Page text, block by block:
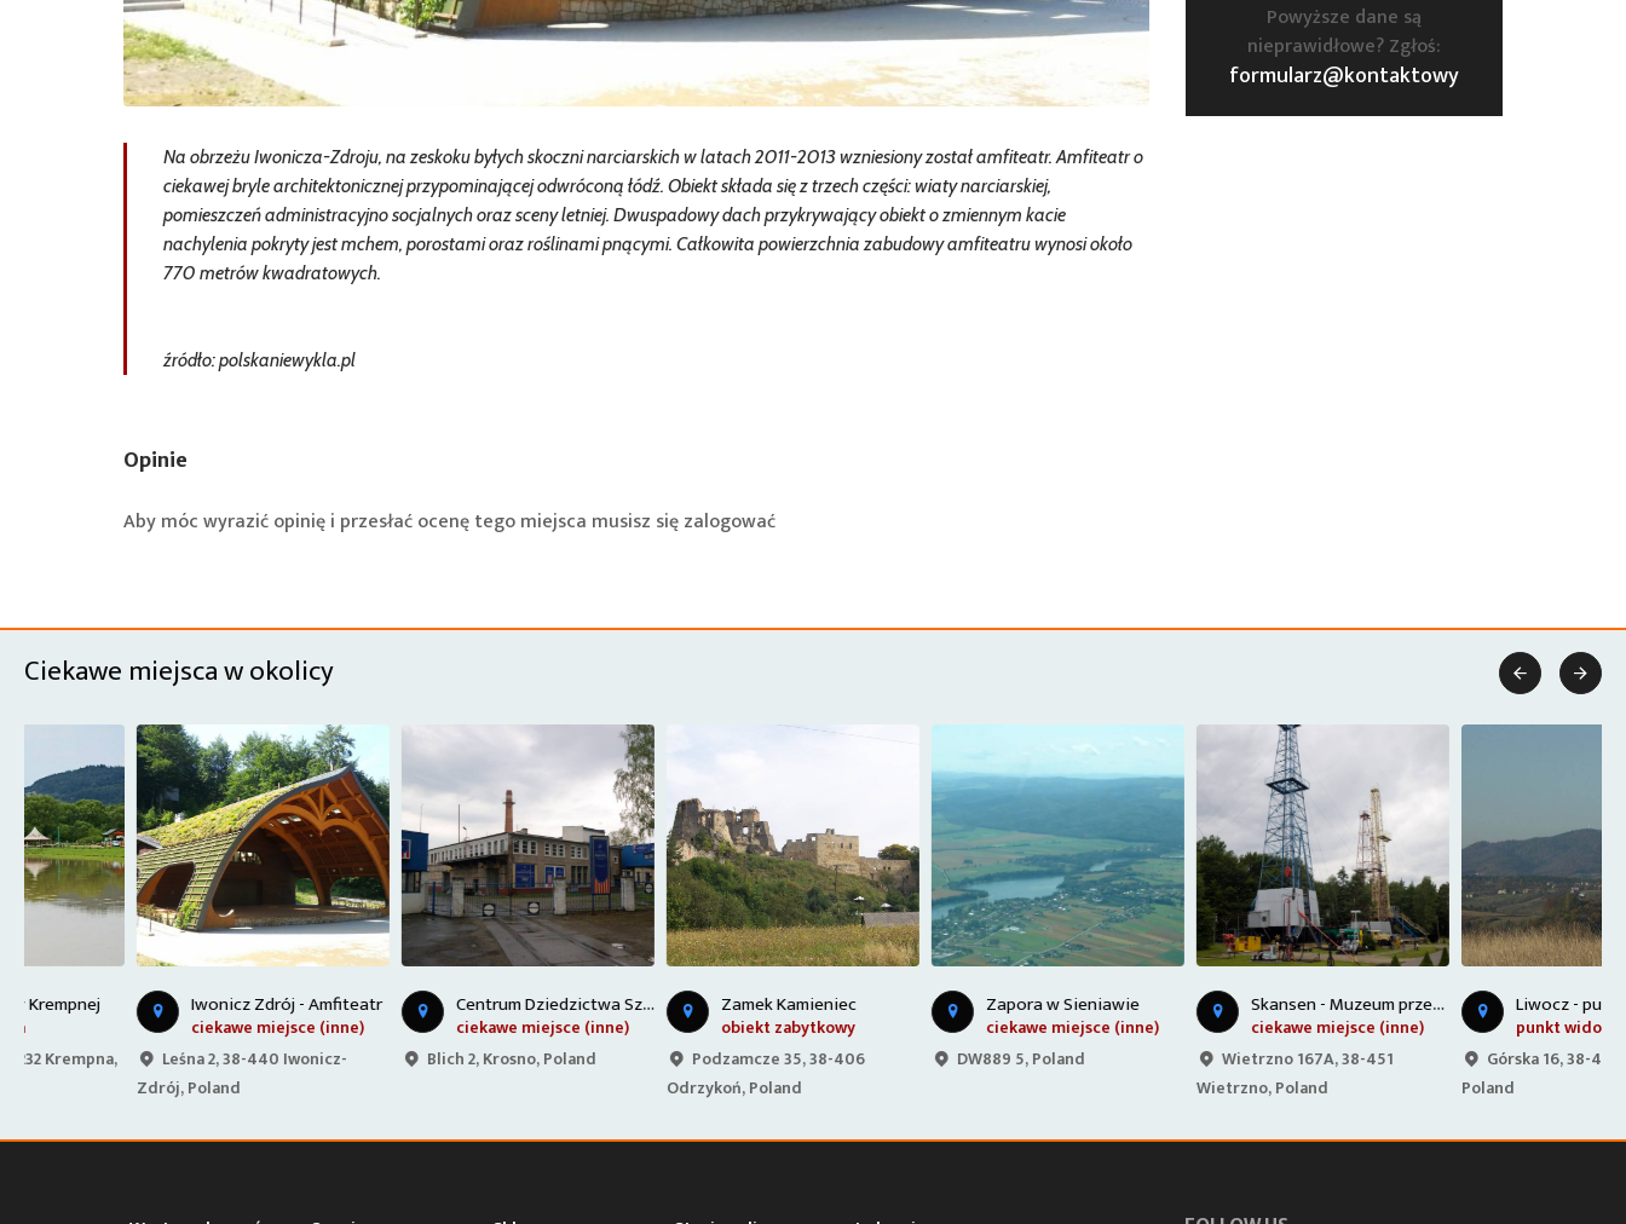
Na obrzeżu Iwonicza-Zdroju, na zeskoku byłych skoczni narciarskich w latach 2011-2013 wzniesiony został amfiteatr. Amfiteatr o
ciekawej bryle architektonicznej przypominającej odwróconą łódź. Obiekt składa się z trzech części: wiaty narciarskiej,
pomieszczeń administracyjno socjalnych oraz sceny letniej. Dwuspadowy dach przykrywający obiekt o zmiennym kacie
nachylenia pokryty jest mchem, porostami oraz roślinami pnącymi. Całkowita powierzchnia zabudowy amfiteatru wynosi około
770 metrów kwadratowych.
źródło: polskaniewykla.pl
Opinie
Aby móc wyrazić opinię i przesłać ocenę tego miejsca musisz sięzalogować
Powyższe dane są
nieprawidłowe? Zgłoś:
formularz@kontaktowy
Ciekawe miejsca w okolicy
Iwonicz Zdrój - Amfiteatr
ciekawe miejsce (inne)
Leśna 2, 38-440 Iwonicz-
C
entrum Dziedzictwa Szkła - Krosno
ciekawe miejsce (inne)
Blich 2, Krosno, Poland
Zamek Kamieniec
obiekt zabytkowy
Podzamcze 35, 38-406
Odrzykoń, Poland
Zapora w Sieniawie
ciekawe miejsce (inne)
DW889 5, Poland
S
kansen - Muzeum przemysłu naftowego i gazownictwa
ciekawe miejsce (inne)
Wietrzno 167A, 38-451
Wietrzno, Poland
Liwocz - punkt widokowy
punkt widokowy
Górska 16, 38-420 Korczyna,
 